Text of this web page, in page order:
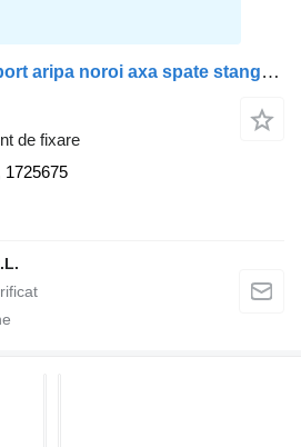
Element de fixare Suport aripa noroi axa spate stanga 100346237 pentru cap tractor Scania MODEL R
de fixare
1725675